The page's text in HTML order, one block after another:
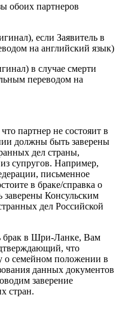
обоих партнеров
если Заявитель в
на английский язык)
в случае смерти
переводом на
партнер не состояит в
должны быть заверены
дел страны,
супругов. Например,
письменное
в браке/справка о
Консульским
дел Российской
брак в Шри-Ланке, Вам
что
о семейном положении в
данных документов
заверение
стран.